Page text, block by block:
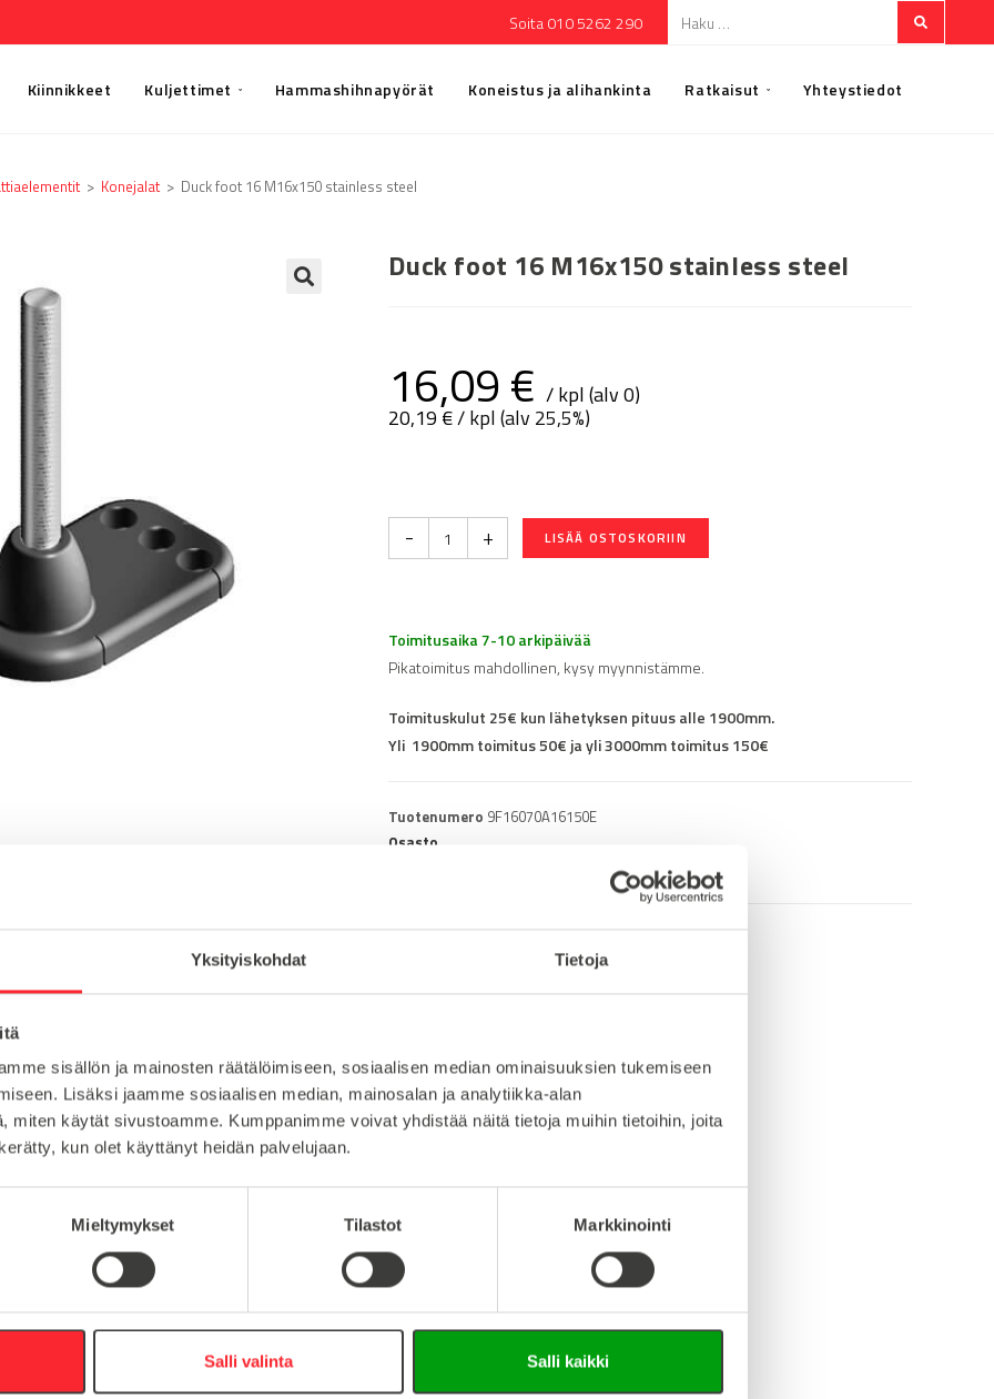
Yksityiskohdat Tietoja
sisällön ja mainosten räätälöimiseen, sosiaalisen median ominaisuuksien tukemiseen
Lisäksi jaamme sosiaalisen median, mainosalan ja analytiikka-alan
miten käytät sivustoamme. Kumppanimme voivat yhdistää näitä tietoja muihin tietoihin, joita
kun olet käyttänyt heidän palvelujaan.
Mieltymykset Tilastot Markkinointi
Salli valinta Salli kaikki
Soita 010 5262 290
Kiinnikkeet Kuljettimet Hammashihnapyörät Koneistus ja alihankinta Ratkaisut Yhteystiedot
> Konejalat > Duck foot 16 M16x150 stainless steel
Duck foot 16 M16x150 stainless steel
16,09€ / kpl (alv 0)
20,19 €/ kpl (alv 25,5%)
- + LISÄÄ OSTOSKORIIN
Toimitusaika 7-10 arkipäivää
Pikatoimitus mahdollinen, kysy myynnistämme.
Toimituskulut 25€ kun lähetyksen pituus alle 1900mm.
Yli 1900mm toimitus 50€ ja yli 3000mm toimitus 150€
Tuotenumero 9F16070A16150E
Osasto
M16
Lataa tuoteinfo (saksa/englanti)